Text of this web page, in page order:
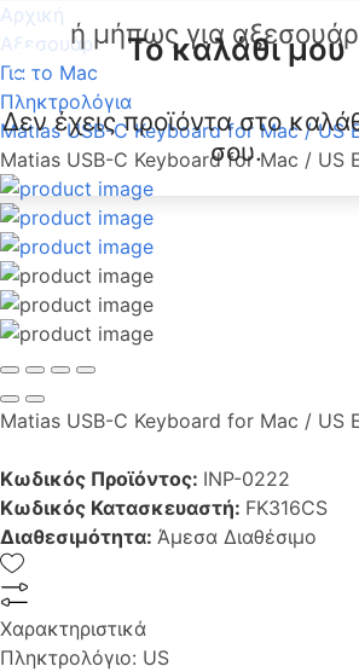
Το καλάθι μου
Δεν έχεις προϊόντα στο
σου.
Αρχική
Αξεσουάρ
Για το Mac
Πληκτρολόγια
Matias USB-C Keyboard for Mac / US
Matias USB-C Keyboard for Mac / US
Matias USB-C Keyboard for Mac / US
Κωδικός Προϊόντος: INP-0222
Κωδικός Κατασκευαστή: FK316CS
Διαθεσιμότητα: Άμεσα Διαθέσιμο
Χαρακτηριστικά
Πληκτρολόγιο: US